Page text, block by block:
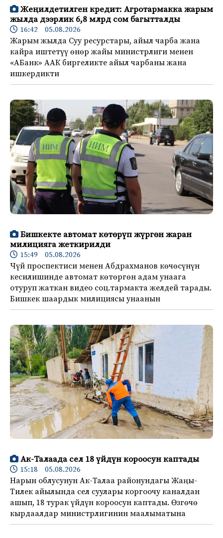
Жеңилдетилген кредит: Агротармакка жарым
жылда дээрлик 6,8 млрд сом багытталды
16:42 05.08.2026
Жарым жылда Суу ресурстары, айыл чарба жана
кайра иштетүү өнөр жайы министрлиги менен
«АБанк» ААК биргеликте айыл чарбаны жана
ишкердикти
Бишкекте автомат көтөрүп жүргөн жаран
милицияга жеткирилди
15:49 05.08.2026
Чүй проспектиси менен Абдрахманов көчөсүнүн
кесилишинде автомат көтөргөн адам унаага
отуруп жаткан видео соц.тармакта желдей тарады.
Бишкек шаардык милициясы унаанын
Ак-Талаада сел 18 үйдүн короосун каптады
15:18 05.08.2026
Нарын облусунун Ак-Талаа районундагы Жаңы-
Тилек айылында сел суулары коргоочу каналдан
ашып, 18 турак үйдүн короосун каптады. Өзгөчө
кырдаалдар министрлигинин маалыматына